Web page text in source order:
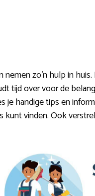
zo’n hulp in
tijd over voor de
je handige tips en
vinden. Ook